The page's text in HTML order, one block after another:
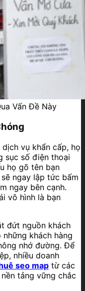
Vấn Đề Này
vụ khẩn cấp, họ
sục số điện thoại
họ gõ tên bạn
ngay lập tức bấm
ngay bên cạnh.
vô hình là bạn
đứt nguồn khách
khách hàng
nhớ đường. Để
nhiều doanh
seo map từ các
tảng vững chắc